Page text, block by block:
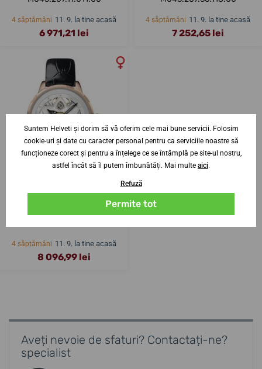
4 săptămâni 11. 9. la tine acasă
6 971,21 lei
4 săptămâni 11. 9. la tine acasă
7 252,65 lei
Mido Rainflower Blossom
4 săptămâni 11. 9. la tine acasă
8 096,99 lei
Aveți nevoie de sfaturi? Contactați-ne?
specialist
Suntem Helveti și dorim să vă oferim cele mai bune servicii. Folosim
cookie-uri și date cu caracter personal pentru ca serviciile noastre să
funcționeze corect și pentru a înțelege ce se întâmplă pe site-ul nostru,
astfel încât să îl putem îmbunătăți. Mai multe aici.
Refuză
Permite tot